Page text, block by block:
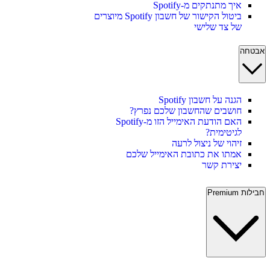
איך מתנתקים מ-Spotify
ביטול הקישור של חשבון Spotify מיוצרים
של צד שלישי
אבטחה
הגנה על חשבון Spotify
חושבים שהחשבון שלכם נפרץ?
האם הודעת האימייל הזו מ-Spotify
לגיטימית?
זיהוי של ניצול לרעה
אמתו את כתובת האימייל שלכם
יצירת קשר
חבילות Premium‏